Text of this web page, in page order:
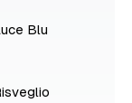
Blu